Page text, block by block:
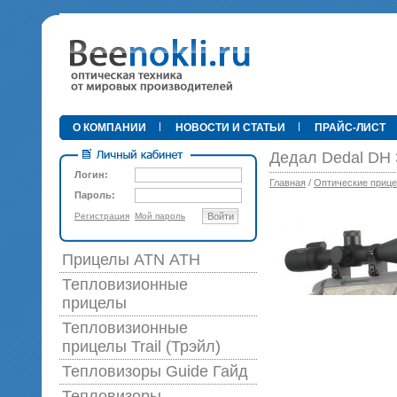
•
89
О КОМПАНИИ НОВОСТИ И СТАТЬИ ПРАЙС-ЛИСТ
Логин:
Пароль:
Регистрация Мой пароль Войти
Прицелы ATN АТН
Тепловизионные
прицелы
Тепловизионные
прицелы Trail (Трэйл)
Тепловизоры Guide Гайд
Дедал Dedal DH
Главная / Оптические